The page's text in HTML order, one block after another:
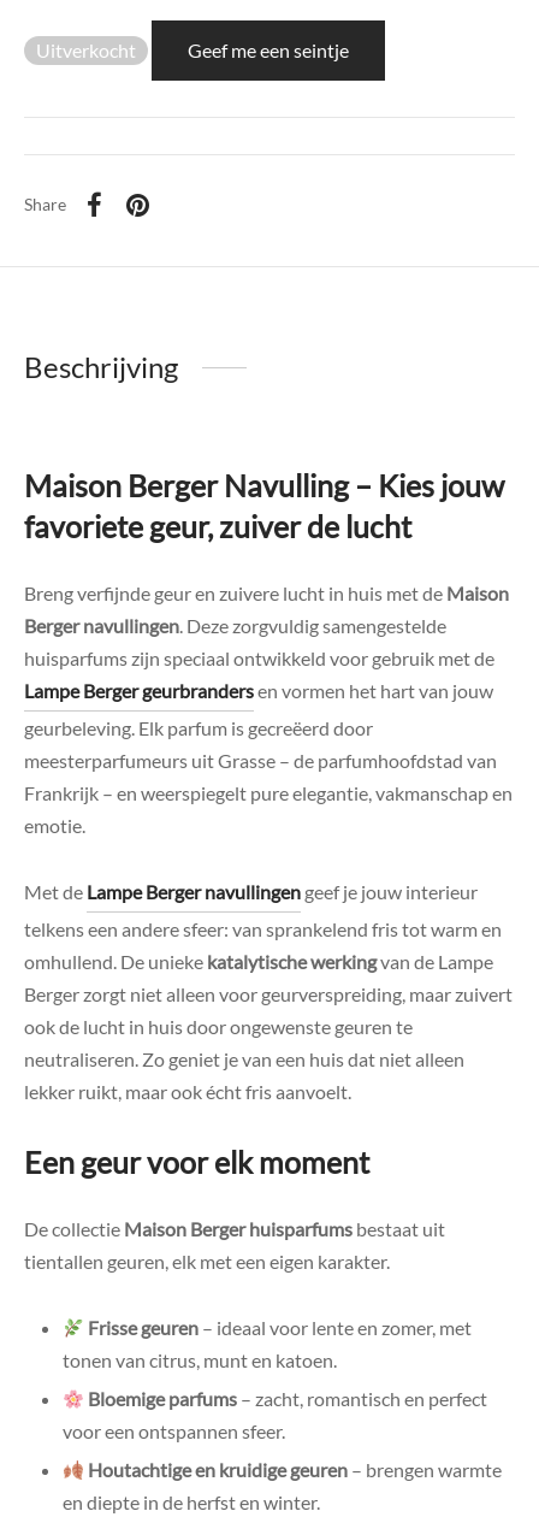
Uitverkocht Geef me een seintje
Share
Beschrijving
Maison Berger Navulling – Kies jouw
favoriete geur, zuiver de lucht
Breng verfijnde geur en zuivere lucht in huis met de Maison
Berger navullingen. Deze zorgvuldig samengestelde
huisparfums zijn speciaal ontwikkeld voor gebruik met de
Lampe Berger geurbrandersen vormen het hart van jouw
geurbeleving. Elk parfum is gecreëerd door
meesterparfumeurs uit Grasse – de parfumhoofdstad van
Frankrijk – en weerspiegelt pure elegantie, vakmanschap en
emotie.
Met de Lampe Berger navullingen geef je jouw interieur
telkens een andere sfeer: van sprankelend fris tot warm en
omhullend. De unieke katalytische werkingvan de Lampe
Berger zorgt niet alleen voor geurverspreiding, maar zuivert
ook de lucht in huis door ongewenste geuren te
neutraliseren. Zo geniet je van een huis dat niet alleen
lekker ruikt, maar ook écht fris aanvoelt.
Een geur voor elk moment
De collectie Maison Berger huisparfums bestaat uit
tientallen geuren, elk met een eigen karakter.
Frisse geuren – ideaal voor lente en zomer, met
tonen van citrus, munt en katoen.
Bloemige parfums – zacht, romantisch en perfect
voor een ontspannen sfeer.
Houtachtige en kruidige geuren – brengen warmte
en diepte in de herfst en winter.